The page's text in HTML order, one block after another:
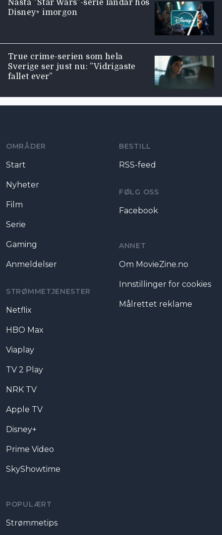
Nästa ”Star Wars”-serie landar hos
Disney+ imorgon
True crime-serien som hela
Sverige ser just nu: ”Vidrigaste
fallet ever”
OMRÅDER
Start
Nyheter
Film
Serie
Gaming
Anmeldelser
STRØMMETJENESTER
Netflix
HBO Max
Viaplay
TV 2 Play
NRK TV
Apple TV
Disney+
Prime Video
SkyShowtime
POPULÆRT
Strømmetips
BESTILL
RSS-feed
FØLG OSS
Facebook
ANNET
Om MovieZine.no
Innstillinger for cookies
Målrettet reklame